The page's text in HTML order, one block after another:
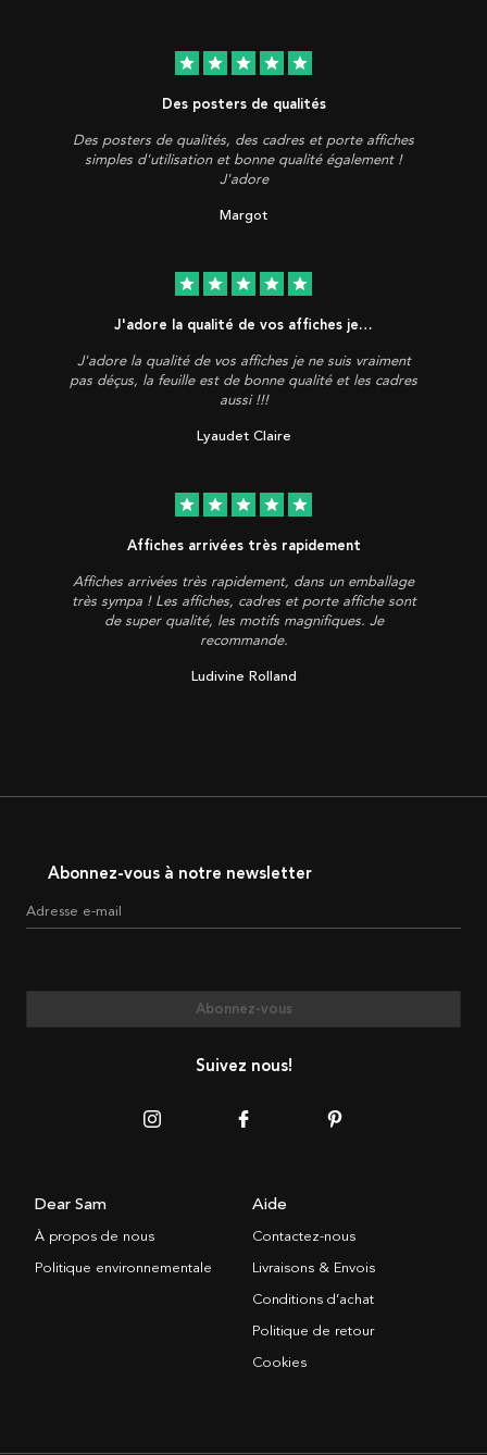
star star star star star
Des posters de qualités
Des posters de qualités, des cadres et porte affiches
simples d'utilisation et bonne qualité également !
J'adore
Margot
star star star star star
J'adore la qualité de vos affiches je…
J'adore la qualité de vos affiches je ne suis vraiment
pas déçus, la feuille est de bonne qualité et les cadres
aussi !!!
Lyaudet Claire
star star star star star
Affiches arrivées très rapidement
Affiches arrivées très rapidement, dans un emballage
très sympa ! Les affiches, cadres et porte affiche sont
de super qualité, les motifs magnifiques. Je
recommande.
Ludivine Rolland
Abonnez-vous à notre newsletter
Adresse e-mail
Abonnez-vous
Suivez nous!
Dear Sam
À propos de nous
Politique environnementale
Aide
Contactez-nous
Livraisons & Envois
Conditions d’achat
Politique de retour
Cookies